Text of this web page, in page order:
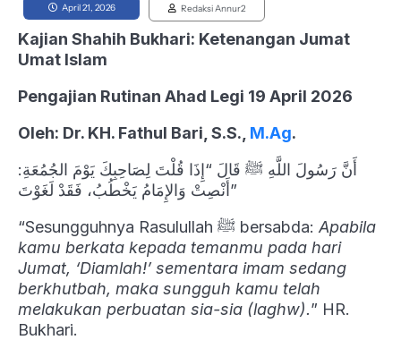
April 21, 2026 Redaksi Annur2
Kajian Shahih Bukhari: Ketenangan Jumat
Umat Islam
Pengajian Rutinan Ahad Legi 19 April 2026
Oleh: Dr. KH. Fathul Bari, S.S., M.Ag.
أَنَّ رَسُولَ اللَّهِ ﷺ قَالَ “إِذَا قُلْتَ لِصَاحِبِكَ يَوْمَ الجُمُعَةِ:
أَنْصِتْ وَالإِمَامُ يَخْطُبُ، فَقَدْ لَغَوْتَ”
“Sesungguhnya Rasulullah ﷺ bersabda: Apabila
kamu berkata kepada temanmu pada hari
Jumat, ‘Diamlah!’ sementara imam sedang
berkhutbah, maka sungguh kamu telah
melakukan perbuatan sia-sia (laghw).” HR.
Bukhari.